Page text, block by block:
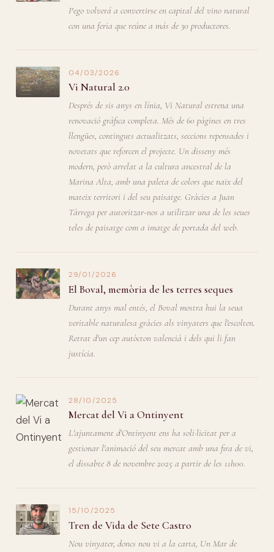
Pego volverá a convertirse en capital del vino natural
con una feria que reúne a más de 30 productores.
04/03/2026
Vi Natural 2.0
Després de sis anys en línia, Vi Natural estrena una
renovació gràfica completa. Més de 60 pàgines en tres
llengües, continguts actualitzats, seccions repensades i
novetats que reforcen el projecte. Un disseny més
modern, però arrelat a la cultura ancestral de la
Marina Alta, amb una paleta de colors que naix del
mateix territori i del seu paisatge. Gràcies a Juan
Tàrrega per autoritzar-nos a utilitzar una de les seues
teles de paisatge com a imatge de portada del web.
29/01/2026
El Boval, memòria de les terres seques
Durant anys mal entés, el Boval mostra hui la seua
veritable naturalesa gràcies als vinyaters que l'escolten.
Retrat d'un cep autòcton valencià i dels qui li fan
justícia.
28/10/2025
Mercat del Vi a Ontinyent
L'ajuntament d'Ontinyent ens ha soli·licitat per a
gestionar l'animació del seu mercat amb una fira de vi,
el dissabte 8 de novembre 2025 a partir de les 11h00.
15/10/2025
Tren de Vida de Sete Castro
Nou vinyater, doncs nou vi a la carta, Un Mar de